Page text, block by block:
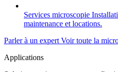
Services microscopie
maintenance et locations.
Parler à un expert Voir toute la
Applications